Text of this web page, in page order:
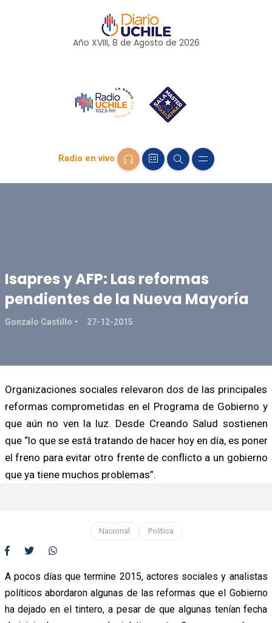
Año XVIII, 8 de Agosto de 2026
Radio en vivo
Isapres y AFP: Las reformas
pendientes de la Nueva Mayoría
Gonzalo Castillo 27-12-2015
Organizaciones sociales relevaron dos de las principales
reformas comprometidas en el Programa de Gobierno y
que aún no ven la luz. Desde Creando Salud sostienen
que “lo que se está tratando de hacer hoy en día, es poner
el freno para evitar otro frente de conflicto a un gobierno
que ya tiene muchos problemas”.
Nacional Política
A pocos días que termine 2015, actores sociales y analistas
políticos abordaron algunas de las reformas que el Gobierno
ha dejado en el tintero, a pesar de que algunas tenían fecha